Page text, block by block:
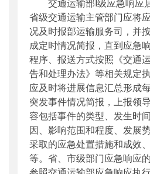
省级交通运输主管部门应将
况及时报部运输服务司，并
成定时情况简报，直到应急
程序、报送方式按照《交通
告和处理办法》等相关规定
应及时将进展信息汇总形成
突发事件情况简报，上报领
容包括事件的类型、发生时
因、影响范围和程度、发展
采取的应急处置措施和成效
等。省、市级部门应急响应